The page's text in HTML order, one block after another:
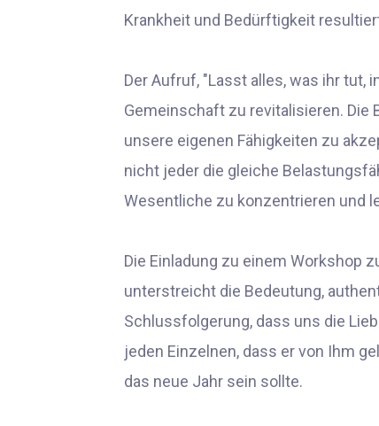
Krankheit und Bedürftigkeit
Der Aufruf, "Lasst alles, was ihr tut,
Gemeinschaft zu revitalisieren. Die
unsere eigenen Fähigkeiten zu
nicht jeder die gleiche
Wesentliche zu konzentrieren und
Die Einladung zu einem Workshop
unterstreicht die Bedeutung,
Schlussfolgerung, dass uns die
jeden Einzelnen, dass er von Ihm
das neue Jahr sein sollte.